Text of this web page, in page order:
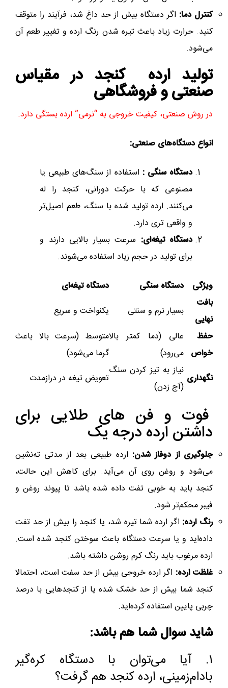
کنترل دما: اگر دستگاه بیش از حد داغ شد، فرآیند را متوقف
کنید. حرارت زیاد باعث تیره شدن رنگ ارده و تغییر طعم آن
می‌شود.
تولید ارده کنجد در مقیاس
صنعتی و فروشگاهی
در روش صنعتی، کیفیت خروجی به “نرمی” ارده بستگی دارد.
انواع دستگاه‌های صنعتی:
دستگاه‌ سنگی : استفاده از سنگ‌های طبیعی یا
مصنوعی که با حرکت دورانی، کنجد را له
می‌کنند. ارده تولید شده با سنگ، طعم اصیل‌تر
و واقعی تری دارد.
دستگاه‌ تیغه‌ای: سرعت بسیار بالایی دارند و
برای تولید در حجم زیاد استفاده می‌شوند.
ویژگی دستگاه سنگی
دستگاه تیغه‌ای
بافت
نهایی
بسیار نرم و سنتی
یکنواخت و سریع
حفظ
خواص
عالی (دما کمتر بالا
می‌رود)
متوسط (سرعت بالا باعث
گرما می‌شود)
نگهداری
نیاز به تیز کردن سنگ
(آج زدن)
تعویض تیغه در درازمدت
فوت و فن‌ های طلایی برای
داشتن ارده درجه یک
جلوگیری از دوفاز شدن: ارده طبیعی بعد از مدتی ته‌نشین
می‌شود و روغن روی آن می‌آید. برای کاهش این حالت،
کنجد باید به خوبی تفت داده شده باشد تا پیوند روغن و
فیبر محکم‌تر شود.
رنگ ارده: اگر ارده شما تیره شد، یا کنجد را بیش از حد تفت
داده‌اید و یا سرعت دستگاه باعث سوختن کنجد شده است.
ارده مرغوب باید رنگ کرم روشن داشته باشد.
غلظت ارده: اگر ارده خروجی بیش از حد سفت است، احتمالا
کنجد شما بیش از حد خشک شده یا از کنجدهایی با درصد
چربی پایین استفاده کرده‌اید.
شاید سوال شما هم باشد:
۱. آیا می‌توان با دستگاه کره‌گیر
بادام‌زمینی، ارده کنجد هم گرفت؟